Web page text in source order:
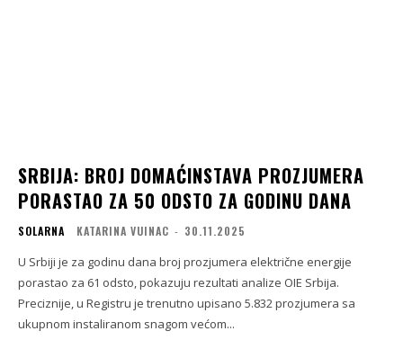
SRBIJA: BROJ DOMAĆINSTAVA PROZJUMERA
PORASTAO ZA 50 ODSTO ZA GODINU DANA
SOLARNA KATARINA VUINAC - 30.11.2025
U Srbiji je za godinu dana broj prozjumera električne energije
porastao za 61 odsto, pokazuju rezultati analize OIE Srbija.
Preciznije, u Registru je trenutno upisano 5.832 prozjumera sa
ukupnom instaliranom snagom većom...